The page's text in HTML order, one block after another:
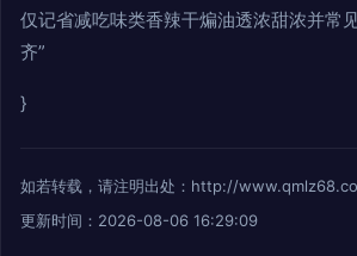
仅记省减吃味类香辣干煸油透浓甜浓并常
齐”
}
如若转载，请注明出处：http://
更新时间：2026-08-06 16:29:09